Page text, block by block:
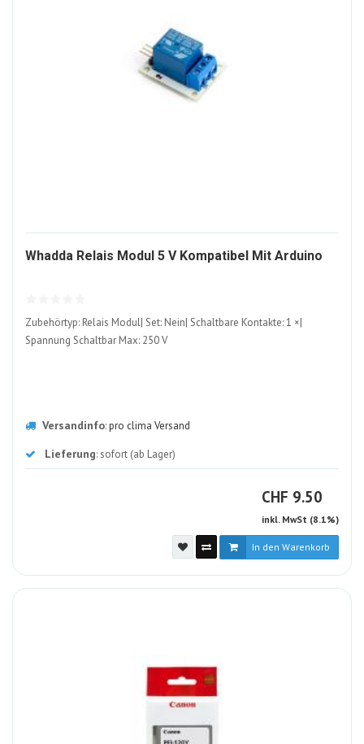
Whadda Relais Modul 5 V Kompatibel Mit Arduino
Zubehörtyp: Relais Modul| Set: Nein| Schaltbare Kontakte: 1 ×|
Spannung Schaltbar Max: 250 V
Versandinfo:pro clima Versand
Lieferung: sofort (ab Lager)
CHF CHF
9.50
inkl. MwSt (8.1%)
In den Warenkorb